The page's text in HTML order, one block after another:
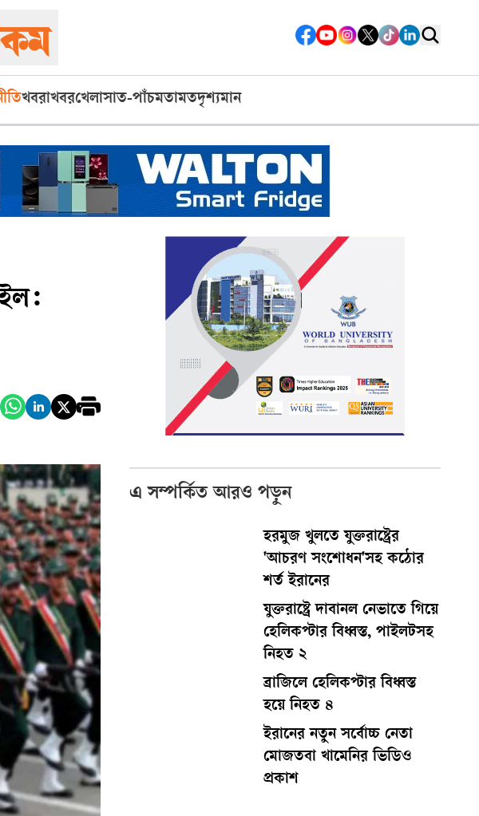
খবরাখবরখেলাসাত-পাঁচমতামতদৃশ্যমান
এ সম্পর্কিত আরও পড়ুন
হরমুজ খুলতে যুক্তরাষ্ট্রের
'আচরণ সংশোধন'সহ কঠোর
শর্ত ইরানের
যুক্তরাষ্ট্রে দাবানল নেভাতে গিয়ে
হেলিকপ্টার বিধ্বস্ত, পাইলটসহ
নিহত ২
ব্রাজিলে হেলিকপ্টার বিধ্বস্ত
হয়ে নিহত ৪
ইরানের নতুন সর্বোচ্চ নেতা
মোজতবা খামেনির ভিডিও
প্রকাশ